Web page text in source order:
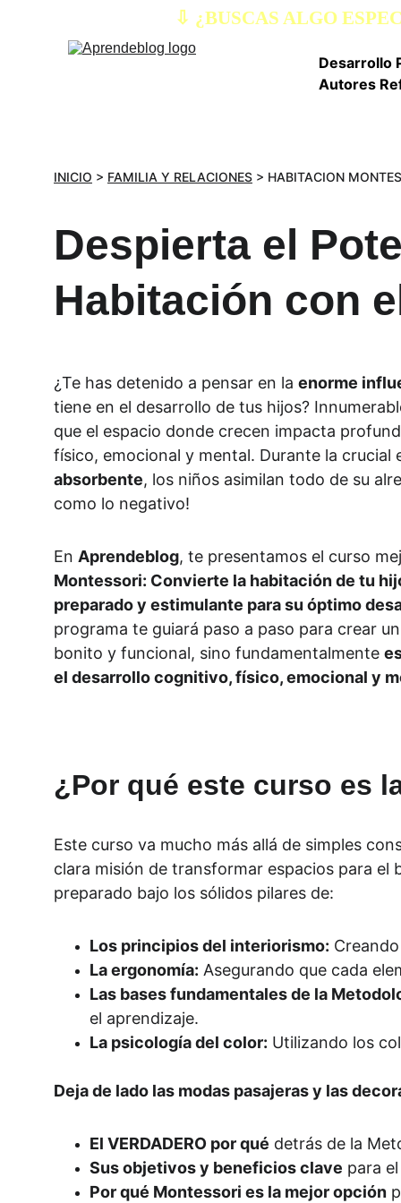
⇩ ¿BUSCAS ALGO
Desarrollo
Autores
Despierta el
Habitación con
¿Te has detenido a pensar en la enorme
tiene en el desarrollo de tus hijos?
que el espacio donde crecen impacta
físico, emocional y mental. Durante la crucial
absorbente, los niños asimilan todo de su
como lo negativo!
En Aprendeblog, te presentamos el curso
Montessori: Convierte la habitación de tu
preparado y estimulante para su óptimo
programa te guiará paso a paso para crear
bonito y funcional, sino fundamentalmente
el desarrollo cognitivo, físico, emocional y
¿Por qué este curso es
Este curso va mucho más allá de simples
clara misión de transformar espacios para
preparado bajo los sólidos pilares de:
Los principios del interiorismo:
La ergonomía: Asegurando que cada
Las bases fundamentales de la
el aprendizaje.
La psicología del color: Utilizando los
Deja de lado las modas pasajeras y las
El VERDADERO por qué detrás de la
Sus objetivos y beneficios clave para
Por qué Montessori es la mejor opción
INICIO > FAMILIA Y RELACIONES > HABITACION